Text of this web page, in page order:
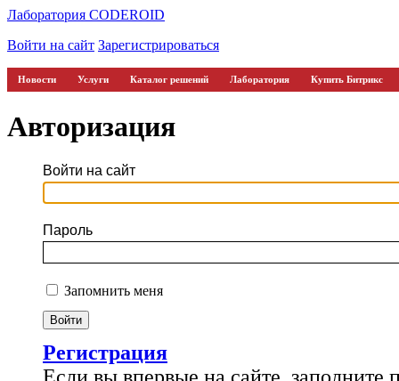
Лаборатория CODEROID
Войти на сайт Зарегистрироваться
Новости Услуги Каталог решений Лаборатория Купить Битрикс
Авторизация
Войти на сайт
Пароль
Запомнить меня
Регистрация